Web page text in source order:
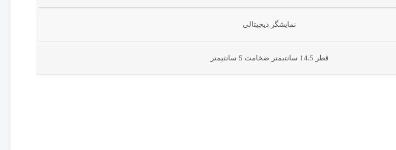
نمایشگر دیجیتالی
قطر 14.5 سانتیمتر ضخامت 5 سانتیمتر